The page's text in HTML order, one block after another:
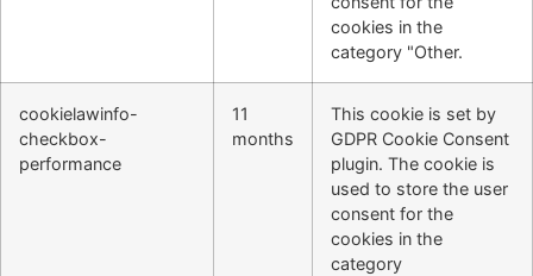
cookies in the
category "Other.
cookielawinfo-
checkbox-
performance
11
months
This cookie is set by
GDPR Cookie Consent
plugin. The cookie is
used to store the user
consent for the
cookies in the
category